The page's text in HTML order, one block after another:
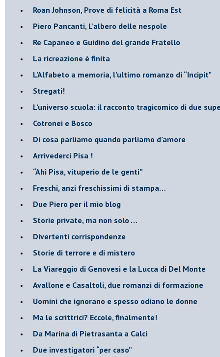
Roan Johnson, Prove di felicità a Roma Est
Piero Pancanti, L’albero delle nespole
Re Capaneo e Guidino del grande Fratello
La ricreazione è finita
​L’Alfabeto a memoria, l’ultimo romanzo di “Incipit"
​Stregati!
L’universo scuola: il racconto tragicomico di due
Cotronei e Bosco
Di cosa parliamo quando parliamo d’amore
Arrivederci Pisa !
​“Ahi Pisa, vituperio de le genti”
Freschi, anzi freschissimi di stampa…
​Due Piero per il mio blog
​Storie private, ma non solo …
Divertenti corrispondenze
Storie di terrore e di mistero
La Viareggio di Genovesi e la Lucca di Del Monte
Avallone e Casaltoli, due romanzi di formazione
​Uomini che ignorano e spesso odiano le donne
Ma le scrittrici? Eccole, finalmente!
Da Marina di Pietrasanta a Calci
​Due investigatori “per caso”